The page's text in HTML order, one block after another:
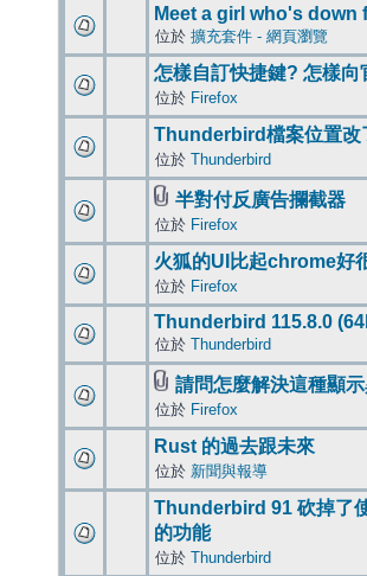
Meet a girl who's down
位於 擴充套件 - 網頁瀏覽
怎樣自訂快捷鍵? 怎樣向
位於 Firefox
Thunderbird檔案位置改
位於 Thunderbird
半對付反廣告攔截器
位於 Firefox
火狐的UI比起chrome好
位於 Firefox
Thunderbird 115.8.0
位於 Thunderbird
請問怎麼解決這種顯
位於 Firefox
Rust 的過去跟未來
位於 新聞與報導
Thunderbird 91 砍掉了
的功能
位於 Thunderbird